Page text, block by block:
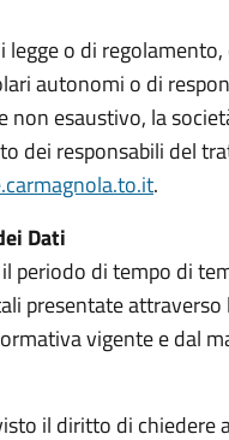
o di
autonomi o di
non esaustivo, la
dei responsabili del
.
Dati
periodo di tempo di
presentate
vigente e dal
il diritto di